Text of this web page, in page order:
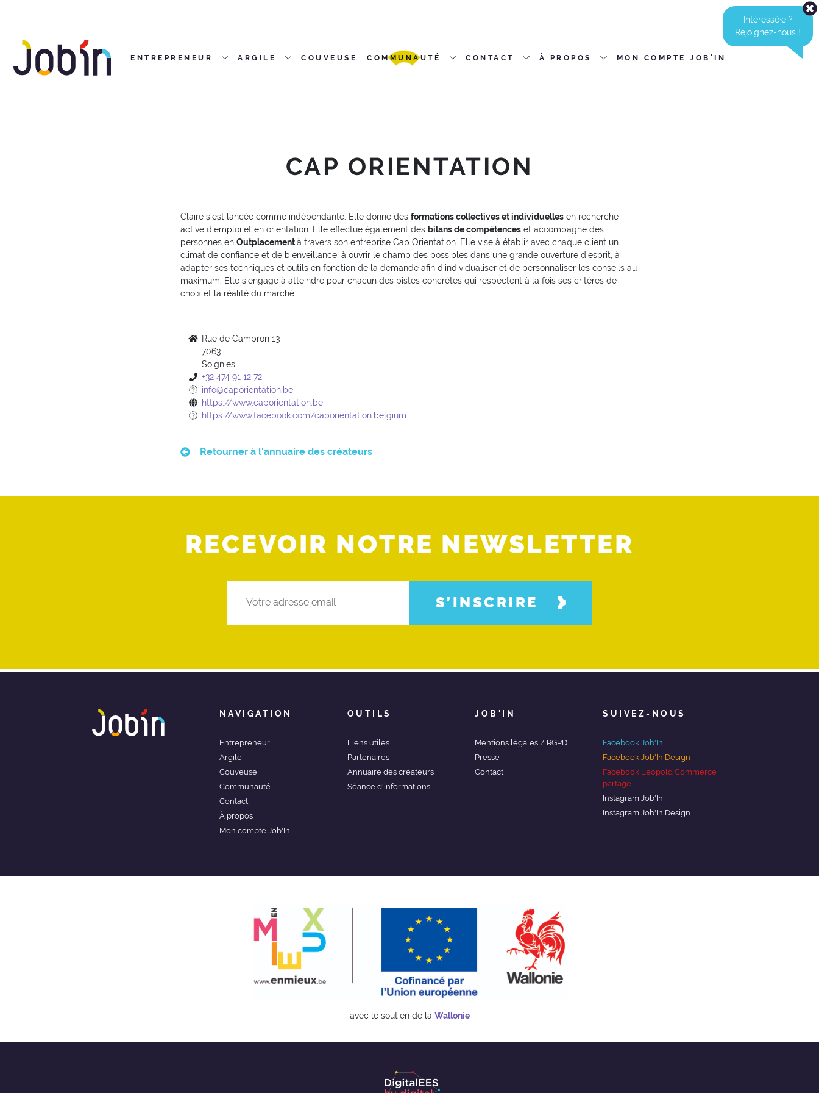
Intéressé·e ?
Rejoignez-nous !
ENTREPRENEUR ARGILE COUVEUSE COMMUNAUTÉ CONTACT À PROPOS MON COMPTE JOB'IN
CAP ORIENTATION
Claire s’est lancée comme indépendante. Elle donne desformations collectives et individuelles en recherche
active d’emploi et en orientation. Elle effectue également des bilans de compétences et accompagne des
personnes enOutplacementà travers son entreprise Cap Orientation. Elle vise à établir avec chaque client un
climat de confiance et de bienveillance, à ouvrir le champ des possibles dans une grande ouverture d'esprit, à
adapter ses techniques et outils en fonction de la demande afin d'individualiser et de personnaliser les conseils au
maximum. Elle s'engage à atteindre pour chacun des pistes concrètes qui respectent à la fois ses critères de
choix et la réalité du marché.
Rue de Cambron 13
7063
Soignies
+32 474 91 12 72
info@caporientation.be
https://www.caporientation.be
https://www.facebook.com/caporientation.belgium
Retourner à l'annuaire des créateurs
RECEVOIR NOTRE NEWSLETTER
S’INSCRIRE
NAVIGATION
Entrepreneur
Argile
Couveuse
Communauté
Contact
À propos
Mon compte Job'In
OUTILS
Liens utiles
Partenaires
Annuaire des créateurs
Séance d'informations
JOB'IN
Mentions légales / RGPD
Presse
Contact
SUIVEZ-NOUS
Facebook Job'In
Facebook Job'In Design
Facebook Léopold Commerce
partagé
Instagram Job'In
Instagram Job'In Design
avec le soutien de la Wallonie